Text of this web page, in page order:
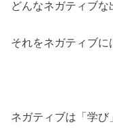
どんなネガティブ
それをネガティブに
ネガティブは「学び